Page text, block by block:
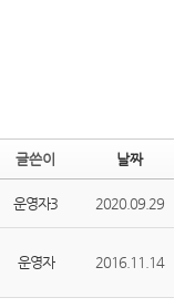
글쓴이 날짜
운영자3 2020.09.29
운영자 2016.11.14